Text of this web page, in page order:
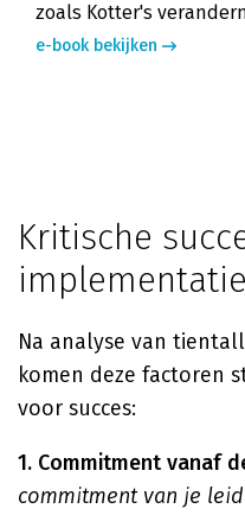
zoals Kotter's
e-book bekijken
Kritische
implementatie
Na analyse van
komen deze factoren
voor succes:
1. Commitment vanaf
commitment van je